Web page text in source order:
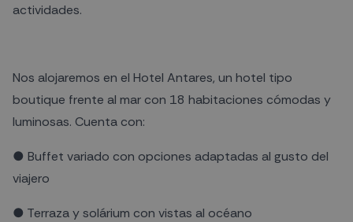
actividades.
Nos alojaremos en el Hotel Antares, un hotel tipo
boutique frente al mar con 18 habitaciones cómodas y
luminosas. Cuenta con:
● Buffet variado con opciones adaptadas al gusto del
viajero
● Terraza y solárium con vistas al océano